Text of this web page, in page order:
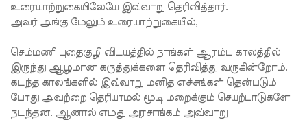
மக்களின்
பேரவையி
ல்
இணையு
உரையாற்றுகையிலேயே இவ்வாறு தெரிவித்தார்.
அவர் அங்கு மேலும் உரையாற்றுகையில்,
செம்மணி புதைகுழி விடயத்தில் நாங்கள் ஆரம்ப காலத்தில்
இருந்து ஆழமான கருத்துக்களை தெரிவித்து வருகின்றோம்.
கடந்த காலங்களில் இவ்வாறு மனித எச்சங்கள் தென்படும்
போது அவற்றை தெரியாமல் மூடி மறைக்கும் செயற்பாடுகளே
நடந்தன. ஆனால் எமது அரசாங்கம் அவ்வாறு